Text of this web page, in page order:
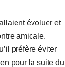
évoluer et
amicale.
préfère éviter
pour la suite du